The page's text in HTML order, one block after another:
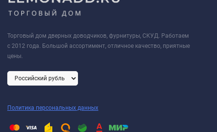
Торговый дом дверных доводчиков, фурнитуры, СКУД. Работаем
с 2012 года. Большой ассортимент, отличное качество, приятные
цены.
Политика персональных данных